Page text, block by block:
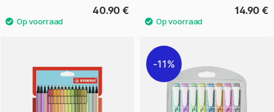
40.90 € 14.90 €
11%